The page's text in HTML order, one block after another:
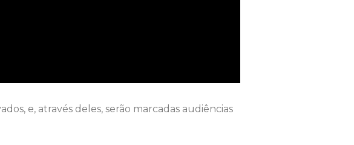
e, através deles, serão marcadas audiências